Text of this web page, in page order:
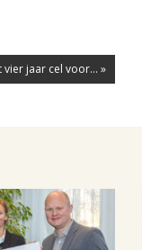
jaar cel voor... »